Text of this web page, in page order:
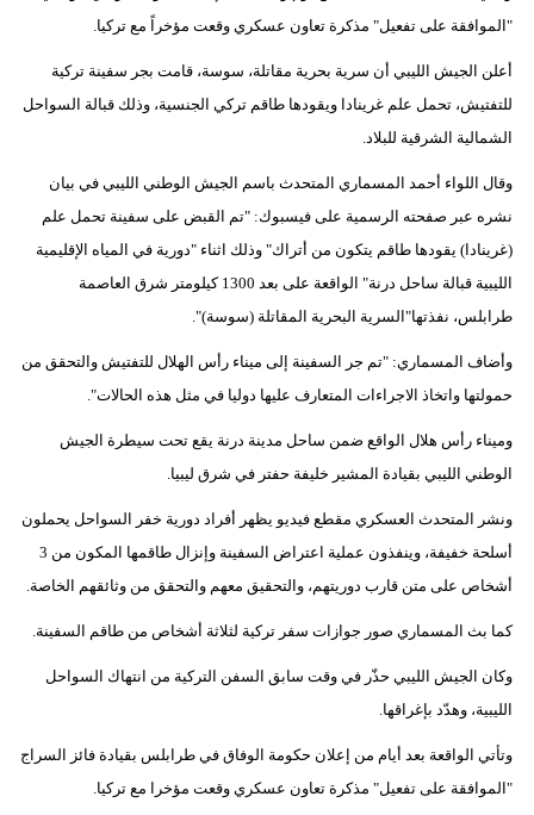
"الموافقة على تفعيل" مذكرة تعاون عسكري وقعت مؤخراً مع تركيا.
أعلن الجيش الليبي أن سرية بحرية مقاتلة، سوسة، قامت بجر سفينة تركية
للتفتيش، تحمل علم غرينادا ويقودها طاقم تركي الجنسية، وذلك قبالة السواحل
الشمالية الشرقية للبلاد.
وقال اللواء أحمد المسماري المتحدث باسم الجيش الوطني الليبي في بيان
نشره عبر صفحته الرسمية على فيسبوك: "تم القبض على سفينة تحمل علم
(غرينادا) يقودها طاقم يتكون من أتراك" وذلك اثناء "دورية في المياه الإقليمية
الليبية قبالة ساحل درنة" الواقعة على بعد 1300 كيلومتر شرق العاصمة
طرابلس، نفذتها"السرية البحرية المقاتلة (سوسة)".
وأضاف المسماري: "تم جر السفينة إلى ميناء رأس الهلال للتفتيش والتحقق من
حمولتها واتخاذ الاجراءات المتعارف عليها دوليا في مثل هذه الحالات".
وميناء رأس هلال الواقع ضمن ساحل مدينة درنة يقع تحت سيطرة الجيش
الوطني الليبي بقيادة المشير خليفة حفتر في شرق ليبيا.
ونشر المتحدث العسكري مقطع فيديو يظهر أفراد دورية خفر السواحل يحملون
أسلحة خفيفة، وينفذون عملية اعتراض السفينة وإنزال طاقمها المكون من 3
أشخاص على متن قارب دوريتهم، والتحقيق معهم والتحقق من وثائقهم الخاصة.
كما بث المسماري صور جوازات سفر تركية لثلاثة أشخاص من طاقم السفينة.
وكان الجيش الليبي حذّر في وقت سابق السفن التركية من انتهاك السواحل
الليبية، وهدّد بإغراقها.
وتأتي الواقعة بعد أيام من إعلان حكومة الوفاق في طرابلس بقيادة فائز السراج
"الموافقة على تفعيل" مذكرة تعاون عسكري وقعت مؤخرا مع تركيا.